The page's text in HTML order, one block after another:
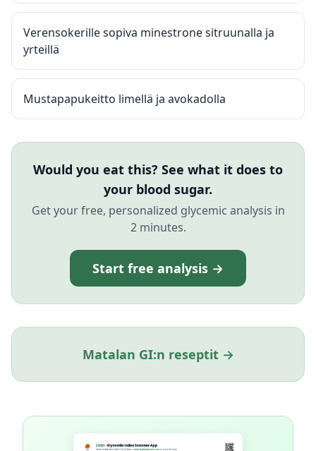
Verensokerille sopiva minestrone sitruunalla ja
yrteillä
Mustapapukeitto limellä ja avokadolla
Would you eat this? See what it does to
your blood sugar.
Get your free, personalized glycemic analysis in
2 minutes.
Start free analysis →
Matalan GI:n reseptit →